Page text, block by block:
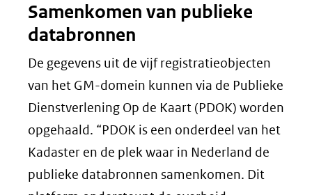
Samenkomen van publieke
databronnen
De gegevens uit de vijf registratieobjecten
van het GM-domein kunnen via de Publieke
Dienstverlening Op de Kaart (PDOK) worden
opgehaald. “PDOK is een onderdeel van het
Kadaster en de plek waar in Nederland de
publieke databronnen samenkomen. Dit